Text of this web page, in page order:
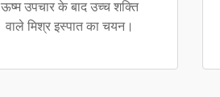
ऊष्म उपचार के बाद उच्च शक्ति
वाले मिश्र इस्पात का चयन।